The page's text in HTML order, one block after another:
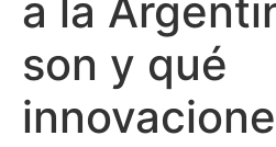
a la
son y qué